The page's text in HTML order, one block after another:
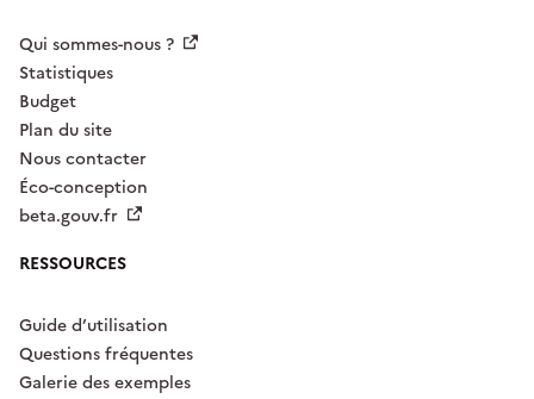
Qui sommes-nous ?
Statistiques
Budget
Plan du site
Nous contacter
Éco-conception
beta.gouv.fr
RESSOURCES
Guide d’utilisation
Questions fréquentes
Galerie des exemples